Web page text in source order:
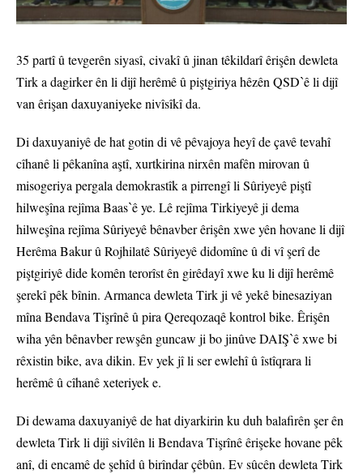
35 partî û tevgerên siyasî, civakî û jinan têkildarî êrişên dewleta
Tirk a dagirker ên li dijî herêmê û piştgiriya hêzên QSDˋê li dijî
van êrişan daxuyaniyeke nivîsîkî da.
Di daxuyaniyê de hat gotin di vê pêvajoya heyî de çavê tevahî
cîhanê li pêkanîna aştî, xurtkirina nirxên mafên mirovan û
misogeriya pergala demokrastîk a pirrengî li Sûriyeyê piştî
hilweşîna rejîma Baasˋê ye. Lê rejîma Tirkiyeyê ji dema
hilweşîna rejîma Sûriyeyê bênavber êrişên xwe yên hovane li dijî
Herêma Bakur û Rojhilatê Sûriyeyê didomîne û di vî şerî de
piştgiriyê dide komên terorîst ên girêdayî xwe ku li dijî herêmê
şerekî pêk bînin. Armanca dewleta Tirk ji vê yekê binesaziyan
mîna Bendava Tişrînê û pira Qereqozaqê kontrol bike. Êrişên
wiha yên bênavber rewşên guncaw ji bo jinûve DAIŞˋê xwe bi
rêxistin bike, ava dikin. Ev yek jî li ser ewlehî û îstîqrara li
herêmê û cîhanê xeteriyek e.
Di dewama daxuyaniyê de hat diyarkirin ku duh balafirên şer ên
dewleta Tirk li dijî sivîlên li Bendava Tişrînê êrişeke hovane pêk
anî, di encamê de şehîd û birîndar çêbûn. Ev sûcên dewleta Tirk